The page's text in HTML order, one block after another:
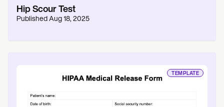
Hip Scour Test
Published Aug 18, 2025
TEMPLATE